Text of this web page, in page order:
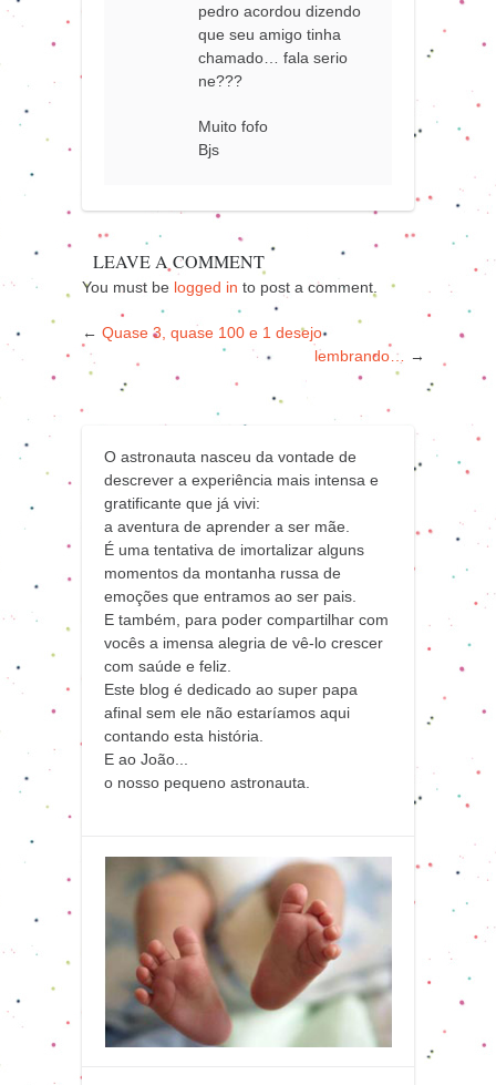
pedro acordou dizendo
que seu amigo tinha
chamado… fala serio
ne???
Muito fofo
Bjs
LEAVE A COMMENT
You must be logged in to post a comment.
← Quase 3, quase 100 e 1 desejo
lembrando…
→
O astronauta nasceu da vontade de
descrever a experiência mais intensa e
gratificante que já vivi:
a aventura de aprender a ser mãe.
É uma tentativa de imortalizar alguns
momentos da montanha russa de
emoções que entramos ao ser pais.
E também, para poder compartilhar com
vocês a imensa alegria de vê-lo crescer
com saúde e feliz.
Este blog é dedicado ao super papa
afinal sem ele não estaríamos aqui
contando esta história.
E ao João...
o nosso pequeno astronauta.